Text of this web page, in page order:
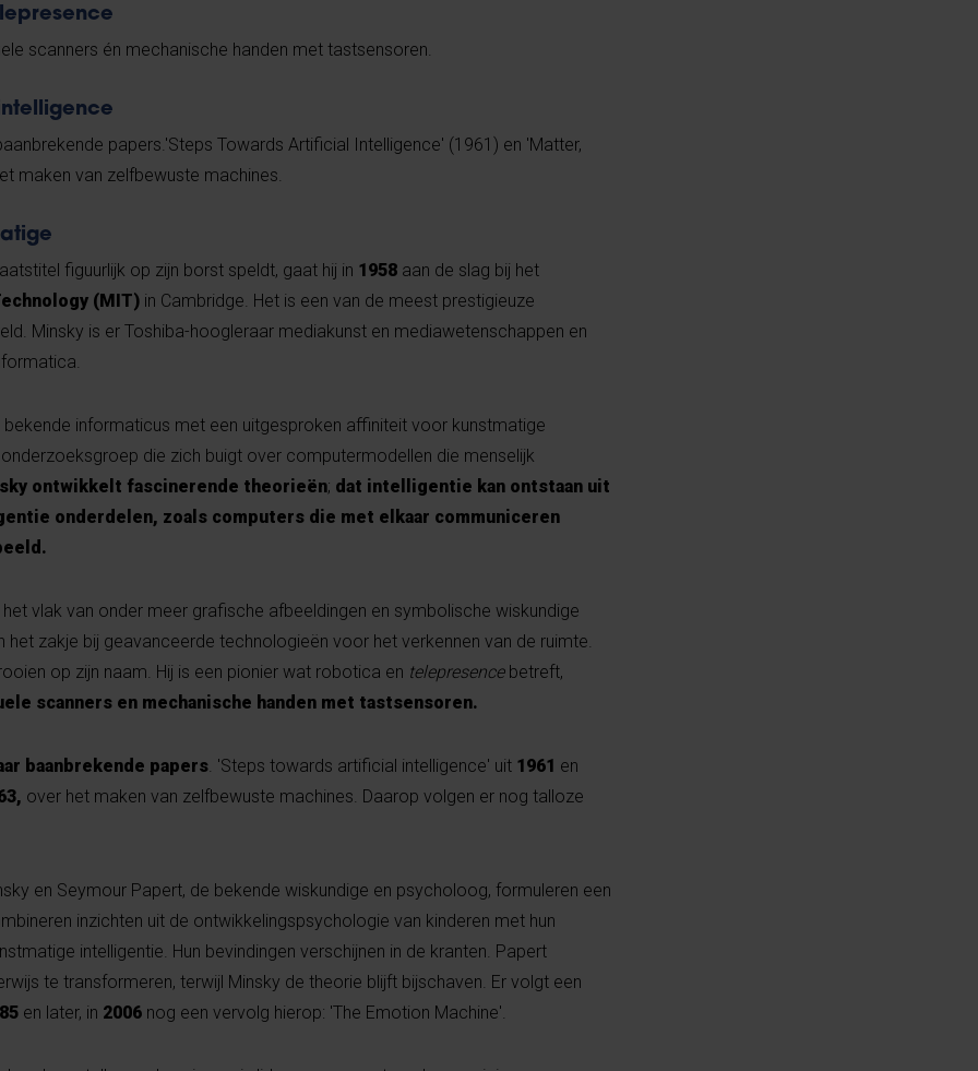
scanners én mechanische handen met tastsensoren.
papers.'Steps Towards Artificial Intelligence' (1961) en 'Matter,
maken van zelfbewuste machines.
figuurlijk op zijn borst speldt, gaat hij in 1958 aan de slag bij het
(MIT) in Cambridge. Het is een van de meest prestigieuze
Minsky is er Toshiba-hoogleraar mediakunst en mediawetenschappen en
informaticus met een uitgesproken affiniteit voor kunstmatige
onderzoeksgroep die zich buigt over computermodellen die menselijk
ontwikkelt fascinerende theorieën; dat intelligentie kan ontstaan uit
onderdelen, zoals computers die met elkaar communiceren
vlak van onder meer grafische afbeeldingen en symbolische wiskundige
het zakje bij geavanceerde technologieën voor het verkennen van de ruimte.
op zijn naam. Hij is een pionier wat robotica en telepresence betreft,
scanners en mechanische handen met tastsensoren.
baanbrekende papers . 'Steps towards artificial intelligence' uit 1961 en
over het maken van zelfbewuste machines. Daarop volgen er nog talloze
en Seymour Papert, de bekende wiskundige en psycholoog, formuleren een
inzichten uit de ontwikkelingspsychologie van kinderen met hun
intelligentie. Hun bevindingen verschijnen in de kranten. Papert
te transformeren, terwijl Minsky de theorie blijft bijschaven. Er volgt een
en later, in 2006 nog een vervolg hierop: 'The Emotion Machine'.